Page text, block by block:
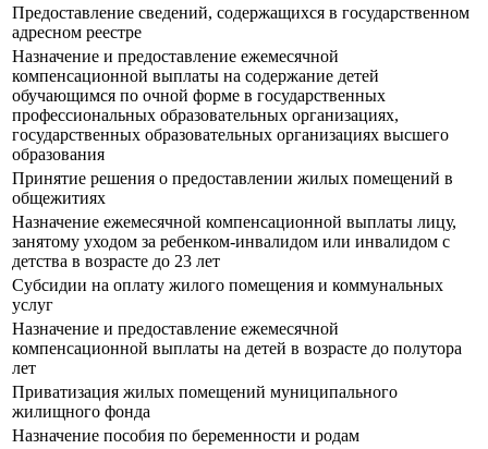
Предоставление сведений, содержащихся в государственном
адресном реестре
Назначение и предоставление ежемесячной
компенсационной выплаты на содержание детей
обучающимся по очной форме в государственных
профессиональных образовательных организациях,
государственных образовательных организациях высшего
образования
Принятие решения о предоставлении жилых помещений в
общежитиях
Назначение ежемесячной компенсационной выплаты лицу,
занятому уходом за ребенком-инвалидом или инвалидом с
детства в возрасте до 23 лет
Субсидии на оплату жилого помещения и коммунальных
услуг
Назначение и предоставление ежемесячной
компенсационной выплаты на детей в возрасте до полутора
лет
Приватизация жилых помещений муниципального
жилищного фонда
Назначение пособия по беременности и родам